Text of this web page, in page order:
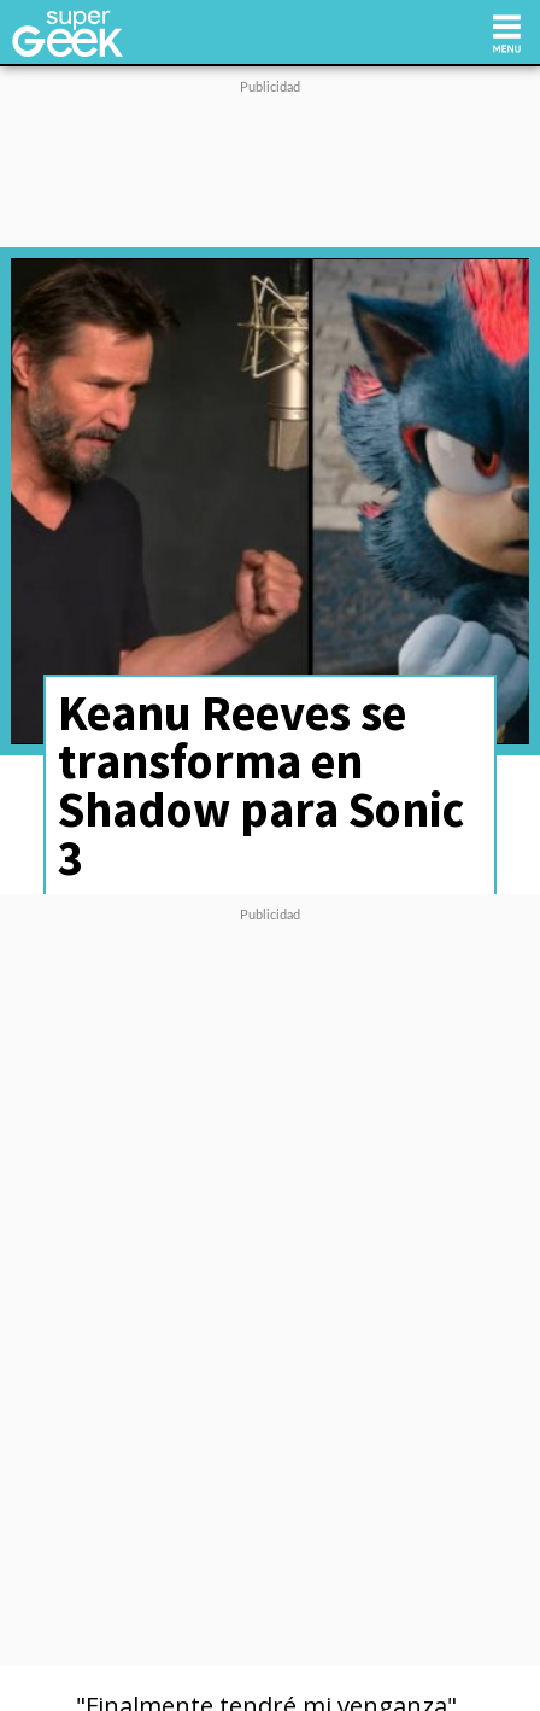
Tecnología
Videojuegos
Reviews
Cultura Pop
Streaming
Síguenos:
Keanu Reeves se
transforma en
Shadow para Sonic
3